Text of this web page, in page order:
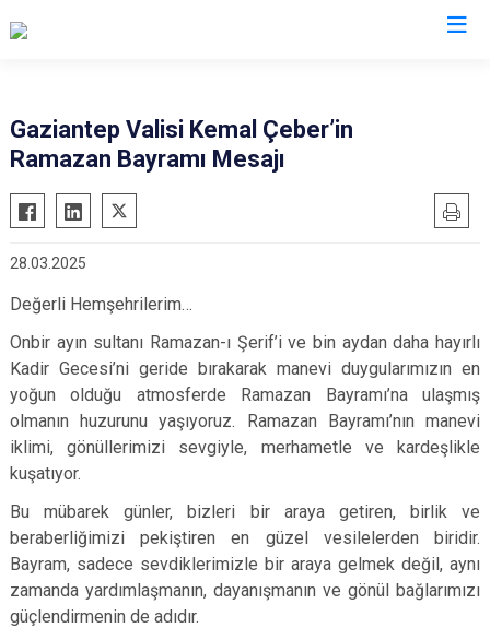
Gaziantep Valisi Kemal Çeber’in
Ramazan Bayramı Mesajı
28.03.2025
Değerli Hemşehrilerim…
Onbir ayın sultanı Ramazan-ı Şerif’i ve bin aydan daha hayırlı
Kadir Gecesi’ni geride bırakarak manevi duygularımızın en
yoğun olduğu atmosferde Ramazan Bayramı’na ulaşmış
olmanın huzurunu yaşıyoruz. Ramazan Bayramı’nın manevi
iklimi, gönüllerimizi sevgiyle, merhametle ve kardeşlikle
kuşatıyor.
Bu mübarek günler, bizleri bir araya getiren, birlik ve
beraberliğimizi pekiştiren en güzel vesilelerden biridir.
Bayram, sadece sevdiklerimizle bir araya gelmek değil, aynı
zamanda yardımlaşmanın, dayanışmanın ve gönül bağlarımızı
güçlendirmenin de adıdır.